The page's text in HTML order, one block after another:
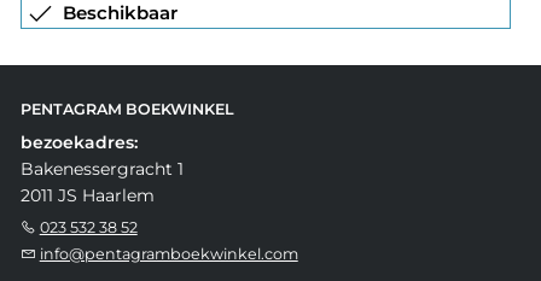
Beschikbaar
PENTAGRAM BOEKWINKEL
bezoekadres:
Bakenessergracht 1
2011 JS Haarlem
023 532 38 52
info@pentagramboekwinkel.com